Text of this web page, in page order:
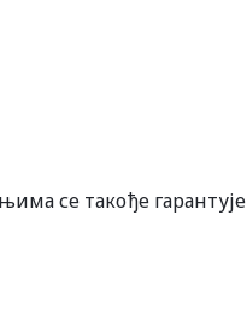
се такође гарантује